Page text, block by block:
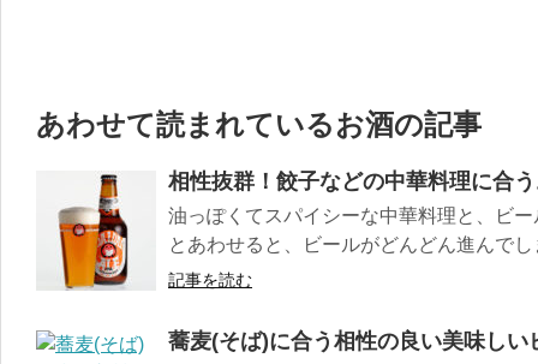
あわせて読まれているお酒の記事
相性抜群！餃子などの中華料理に合
油っぽくてスパイシーな中華料理と、ビ
とあわせると、ビールがどんどん進んで
記事を読む
蕎麦(そば)に合う相性の良い美味しい